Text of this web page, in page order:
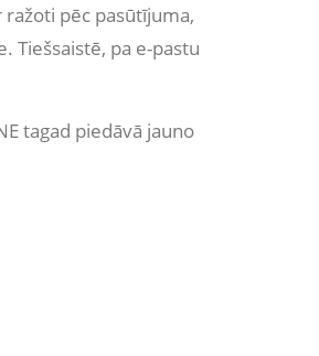
pēc pasūtījuma,
Tiešsaistē, pa e-pastu
tagad piedāvā jauno